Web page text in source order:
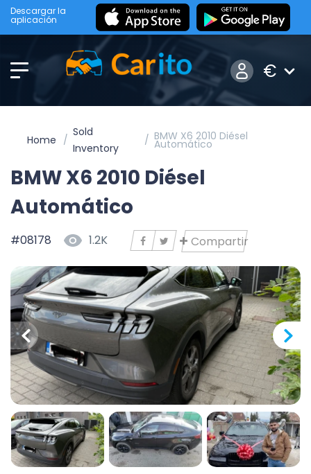
Descargar la
aplicación
€
Home
Sold
Inventory
BMW X6 2010 Diésel
Automático
BMW X6 2010 Diésel
Automático
#08178 1.2K Compartir